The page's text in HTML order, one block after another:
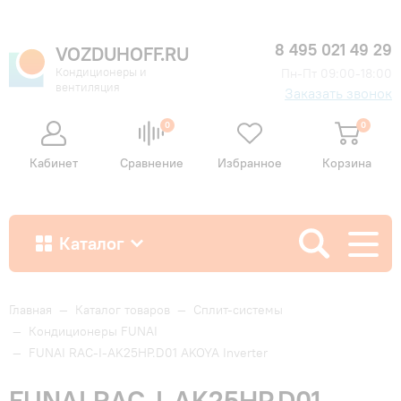
VOZDUHOFF.RU
Кондиционеры и
вентиляция
8 495 021 49 29
Заказать звонок
Кабинет
0
Сравнение Избранное
0
Корзина
Каталог
Как купить
Доставка и оплата
Главная — Каталог товаров — Сплит-системы
— Кондиционеры FUNAI
— FUNAI RAC-I-AK25HP.D01 AKOYA Inverter